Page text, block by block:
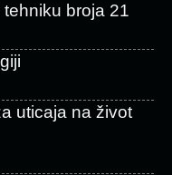
broja 21
uticaja na život